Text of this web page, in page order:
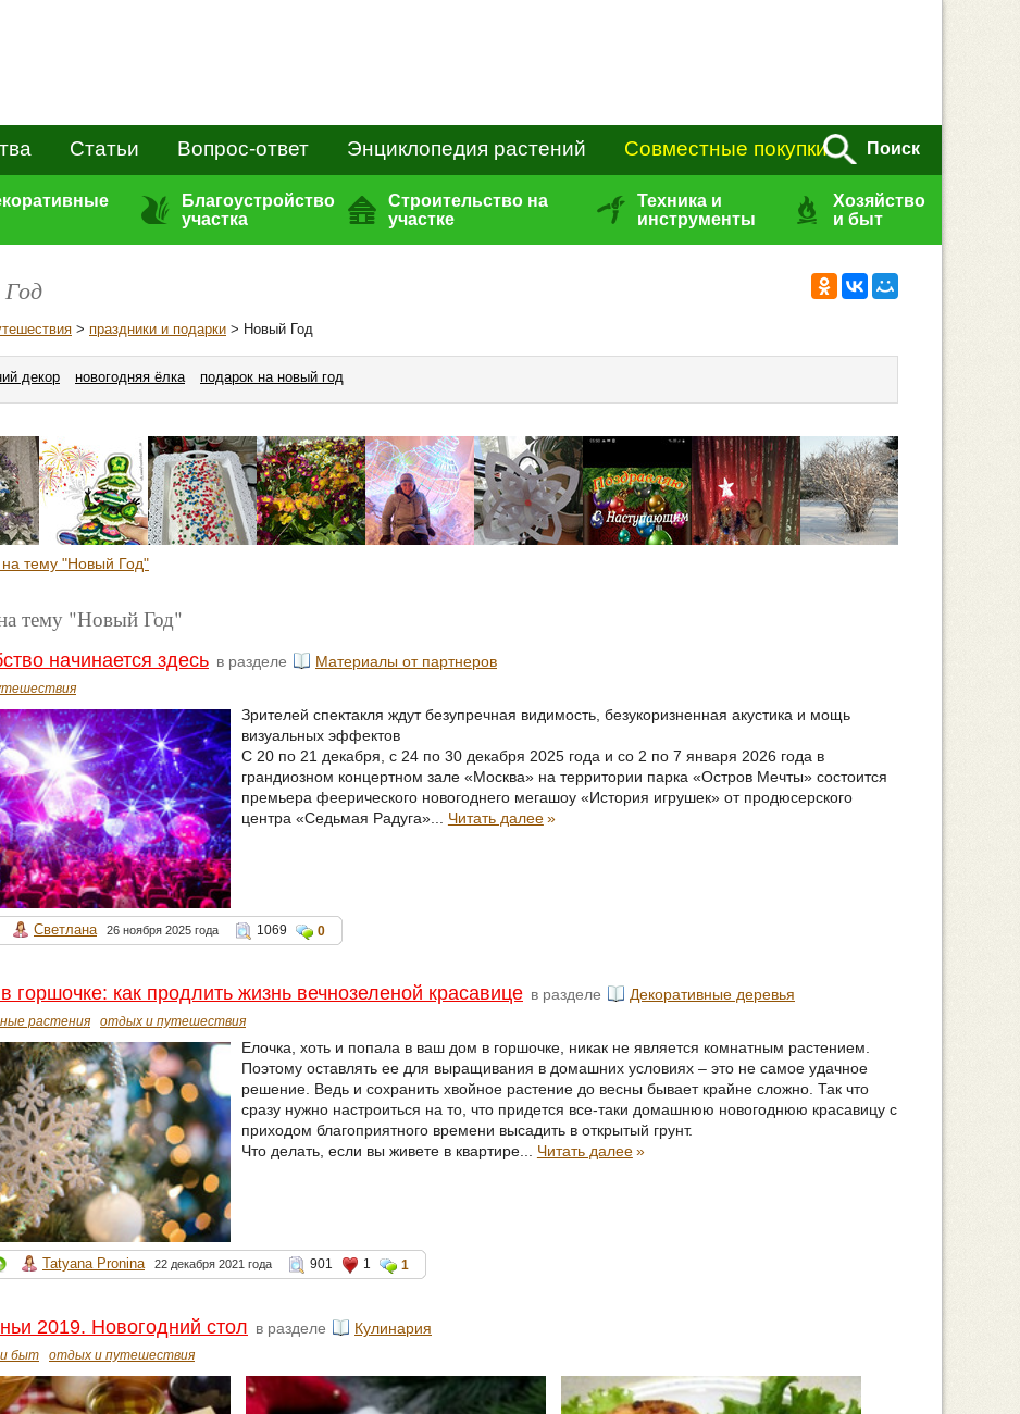
Статьи Вопрос-ответ Энциклопедия растений Совместные покупки Поиск
Благоустройство
участка
Строительство на
участке
Техника и
инструменты
Хозяйство
и быт
> праздники и подарки > Новый Год
декор новогодняя ёлка подарок на новый год
тему "Новый Год"
тему "Новый Год"
начинается здесь в разделе Материалы от партнеров
Зрителей спектакля ждут безупречная видимость, безукоризненная акустика и мощь
визуальных эффектов
С 20 по 21 декабря, с 24 по 30 декабря 2025 года и со 2 по 7 января 2026 года в
грандиозном концертном зале «Москва» на территории парка «Остров Мечты» состоится
премьера феерического новогоднего мегашоу «История игрушек» от продюсерского
центра «Седьмая Радуга»... Читать далее»
Светлана 26 ноября 2025 года 1069 0
горшочке: как продлить жизнь вечнозеленой красавице в разделе Декоративные деревья
растения отдых и путешествия
Елочка, хоть и попала в ваш дом в горшочке, никак не является комнатным растением.
Поэтому оставлять ее для выращивания в домашних условиях – это не самое удачное
решение. Ведь и сохранить хвойное растение до весны бывает крайне сложно. Так что
сразу нужно настроиться на то, что придется все-таки домашнюю новогоднюю красавицу с
приходом благоприятного времени высадить в открытый грунт.
Что делать, если вы живете в квартире... Читать далее»
Tatyana Pronina 22 декабря 2021 года 901 1 1
2019. Новогодний стол в разделе Кулинария
и быт отдых и путешествия